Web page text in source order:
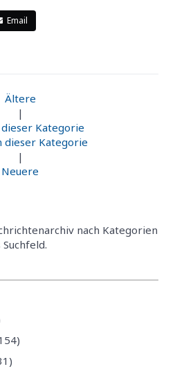
Email
Ältere
|
Kategorie
dieser Kategorie
|
Neuere
nach Kategorien